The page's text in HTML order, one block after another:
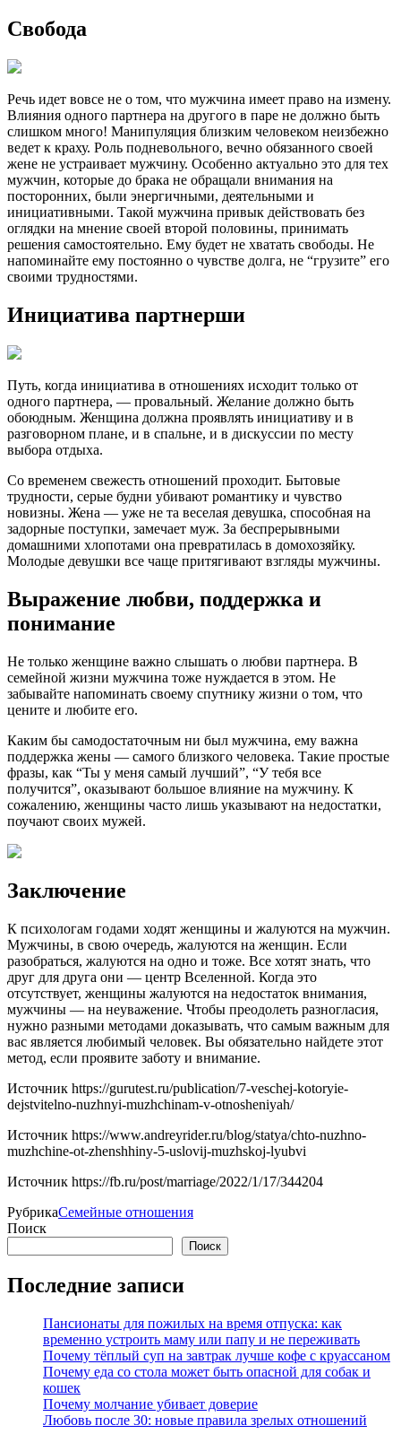
Свобода
Речь идет вовсе не о том, что мужчина имеет право на измену.
Влияния одного партнера на другого в паре не должно быть
слишком много! Манипуляция близким человеком неизбежно
ведет к краху. Роль подневольного, вечно обязанного своей
жене не устраивает мужчину. Особенно актуально это для тех
мужчин, которые до брака не обращали внимания на
посторонних, были энергичными, деятельными и
инициативными. Такой мужчина привык действовать без
оглядки на мнение своей второй половины, принимать
решения самостоятельно. Ему будет не хватать свободы. Не
напоминайте ему постоянно о чувстве долга, не “грузите” его
своими трудностями.
Инициатива партнерши
Путь, когда инициатива в отношениях исходит только от
одного партнера, — провальный. Желание должно быть
обоюдным. Женщина должна проявлять инициативу и в
разговорном плане, и в спальне, и в дискуссии по месту
выбора отдыха.
Со временем свежесть отношений проходит. Бытовые
трудности, серые будни убивают романтику и чувство
новизны. Жена — уже не та веселая девушка, способная на
задорные поступки, замечает муж. За беспрерывными
домашними хлопотами она превратилась в домохозяйку.
Молодые девушки все чаще притягивают взгляды мужчины.
Выражение любви, поддержка и
понимание
Не только женщине важно слышать о любви партнера. В
семейной жизни мужчина тоже нуждается в этом. Не
забывайте напоминать своему спутнику жизни о том, что
цените и любите его.
Каким бы самодостаточным ни был мужчина, ему важна
поддержка жены — самого близкого человека. Такие простые
фразы, как “Ты у меня самый лучший”, “У тебя все
получится”, оказывают большое влияние на мужчину. К
сожалению, женщины часто лишь указывают на недостатки,
поучают своих мужей.
Заключение
К психологам годами ходят женщины и жалуются на мужчин.
Мужчины, в свою очередь, жалуются на женщин. Если
разобраться, жалуются на одно и тоже. Все хотят знать, что
друг для друга они — центр Вселенной. Когда это
отсутствует, женщины жалуются на недостаток внимания,
мужчины — на неуважение. Чтобы преодолеть разногласия,
нужно разными методами доказывать, что самым важным для
вас является любимый человек. Вы обязательно найдете этот
метод, если проявите заботу и внимание.
Источник https://gurutest.ru/publication/7-veschej-kotoryie-
dejstvitelno-nuzhnyi-muzhchinam-v-otnosheniyah/
Источник https://www.andreyrider.ru/blog/statya/chto-nuzhno-
muzhchine-ot-zhenshhiny-5-uslovij-muzhskoj-lyubvi
Источник https://fb.ru/post/marriage/2022/1/17/344204
РубрикаСемейные отношения
Поиск
Поиск
Последние записи
Пансионаты для пожилых на время отпуска: как
временно устроить маму или папу и не переживать
Почему тёплый суп на завтрак лучше кофе с круассаном
Почему еда со стола может быть опасной для собак и
кошек
Почему молчание убивает доверие
Любовь после 30: новые правила зрелых отношений